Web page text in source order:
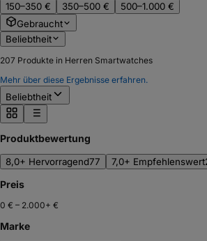
150–350 €
350–500 €
500–1.000 €
Gebraucht
Beliebtheit
207 Produkte in Herren Smartwatches
Mehr über diese Ergebnisse erfahren.
Beliebtheit
Produktbewertung
8,0+ Hervorragend77 7,0+ Empfehlenswert
Preis
0 € – 2.000+ €
Marke